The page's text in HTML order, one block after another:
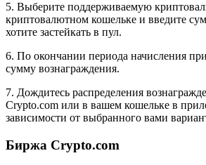
5. Выберите поддерживаемую
криптовалютном кошельке и введите
хотите застейкать в пул.
6. По окончании периода начисления
сумму вознаграждения.
7. Дождитесь распределения
Crypto.com или в вашем кошельке в
зависимости от выбранного вами
Биржа Crypto.com